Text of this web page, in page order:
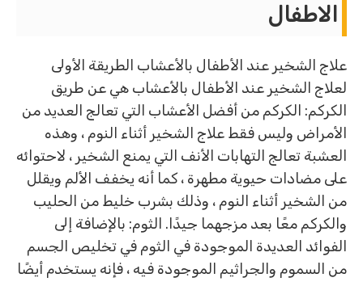
الاطفال
علاج الشخير عند الأطفال بالأعشاب الطريقة الأولى
لعلاج الشخير عند الأطفال بالأعشاب هي عن طريق
الكركم: الكركم من أفضل الأعشاب التي تعالج العديد من
الأمراض وليس فقط علاج الشخير أثناء النوم ، وهذه
العشبة تعالج التهابات الأنف التي يمنع الشخير ، لاحتوائه
على مضادات حيوية مطهرة ، كما أنه يخفف الألم ويقلل
من الشخير أثناء النوم ، وذلك بشرب خليط من الحليب
والكركم معًا بعد مزجهما جيدًا. الثوم: بالإضافة إلى
الفوائد العديدة الموجودة في الثوم في تخليص الجسم
من السموم والجراثيم الموجودة فيه ، فإنه يستخدم أيضًا